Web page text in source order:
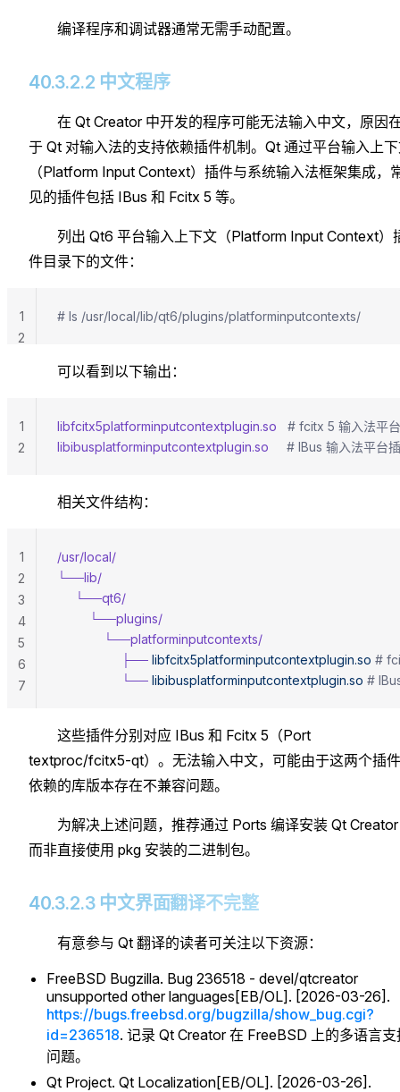
编译程序和调试器通常无需手动配置。
40.3.2.2 中文程序
在 Qt Creator 中开发的程序可能无法输入中文，原因
于 Qt 对输入法的支持依赖插件机制。Qt 通过平台输入上
（Platform Input Context）插件与系统输入法框架集成，
见的插件包括 IBus 和 Fcitx 5 等。
列出 Qt6 平台输入上下文（Platform Input Context）
件目录下的文件：
# ls /usr/local/lib/qt6/plugins/platforminputcontexts/
1
2
可以看到以下输出：
libfcitx5platforminputcontextplugin.so
# fcitx 5 输入法平
libibusplatforminputcontextplugin.so
# IBus 输入法平台
1
2
相关文件结构：
/usr/local/
└──lib/
     └──qt6/
         └──plugins/
             └──platforminputcontexts/
                  ├──
libfcitx5platforminputcontextplugin.so #
                  └──
libibusplatforminputcontextplugin.so #
1
2
3
4
5
6
7
这些插件分别对应 IBus 和 Fcitx 5（Port
textproc/fcitx5-qt）。无法输入中文，可能由于这两个插件
依赖的库版本存在不兼容问题。
为解决上述问题，推荐通过 Ports 编译安装 Qt
而非直接使用 pkg 安装的二进制包。
40.3.2.3 中文界面翻译不完整
有意参与 Qt 翻译的读者可关注以下资源：
FreeBSD Bugzilla. Bug 236518 - devel/qtcreator
unsupported other languages[EB/OL]. [2026-03-26].
https://bugs.freebsd.org/bugzilla/show_bug.cgi?
id=236518. 记录 Qt Creator 在 FreeBSD 上的多语言支
问题。
Qt Project. Qt Localization[EB/OL]. [2026-03-26].